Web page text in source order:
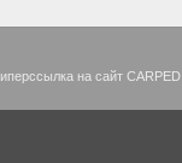
на сайт